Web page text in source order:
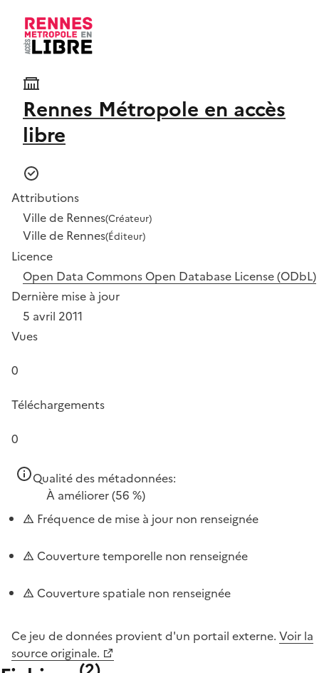
Rennes Métropole en accès
libre
Attributions
Ville de Rennes(Créateur)
Ville de Rennes(Éditeur)
Licence
Open Data Commons Open Database License (ODbL)
Dernière mise à jour
5 avril 2011
Vues
0
Téléchargements
0
Qualité des métadonnées:
À améliorer(56 %)
Fréquence de mise à jour non renseignée
Couverture temporelle non renseignée
Couverture spatiale non renseignée
Ce jeu de données provient d'un portail externe. Voir la
source originale.